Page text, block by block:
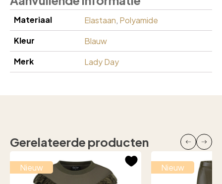
Materiaal Elastaan, Polyamide
Kleur
Blauw
Merk
Lady Day
Gerelateerde producten
Nieuw Nieuw